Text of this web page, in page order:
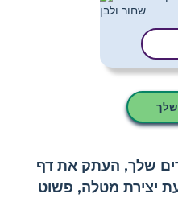
שלך, העתק את דף
יצירת מטלה, פשוט